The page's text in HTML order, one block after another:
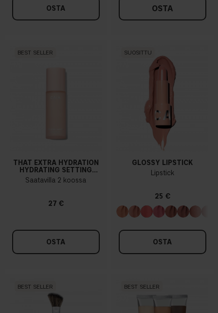
OSTA OSTA
BEST SELLER
THAT EXTRA HYDRATION
HYDRATING SETTING
SPRAY
Saatavilla 2 koossa
27 €
OSTA
SUOSITTU
GLOSSY LIPSTICK
Lipstick
25 €
OSTA
BEST SELLER BEST SELLER